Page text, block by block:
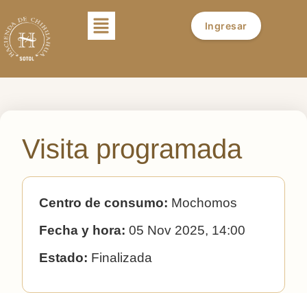
Ingresar
Visita programada
Centro de consumo: Mochomos
Fecha y hora: 05 Nov 2025, 14:00
Estado: Finalizada